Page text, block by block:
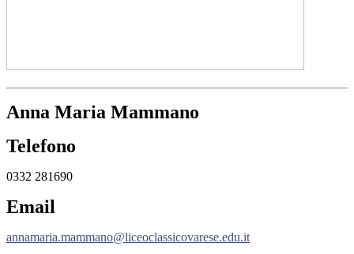
Anna Maria Mammano
Telefono
0332 281690
Email
annamaria.mammano@liceoclassicovarese.edu.it